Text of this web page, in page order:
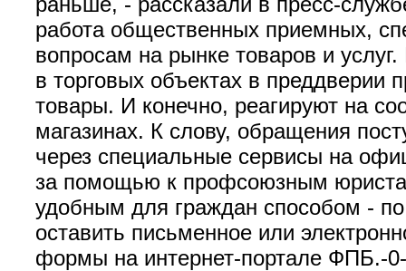
работа общественных приемных,
вопросам на рынке товаров и
в торговых объектах в преддверии
товары. И конечно, реагируют на
магазинах. К слову, обращения
через специальные сервисы на
за помощью к профсоюзным
удобным для граждан способом -
оставить письменное или
формы на интернет-портале ФПБ.-